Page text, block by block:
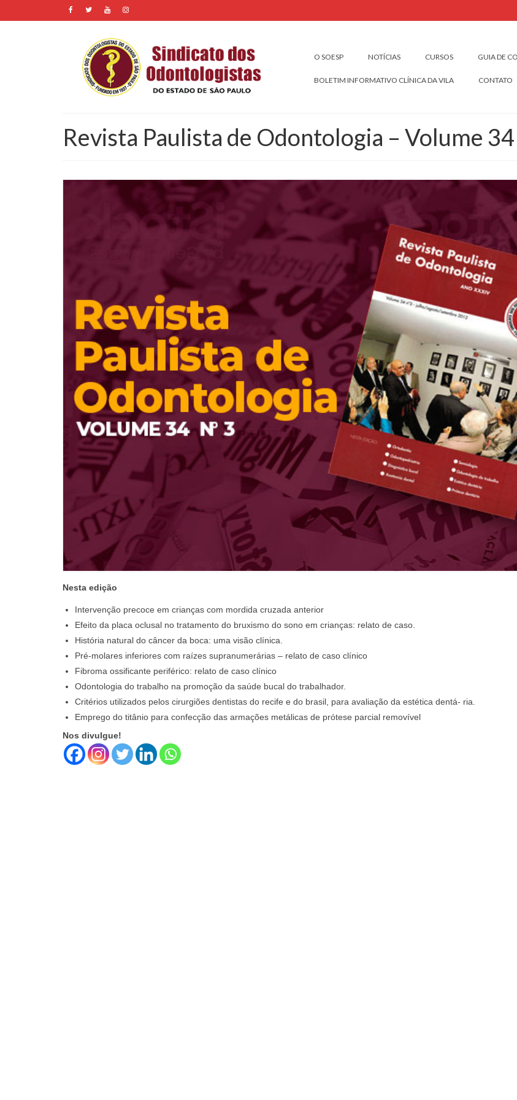
O SOESP NOTÍCIAS CURSOS GUIA DE
BOLETIM INFORMATIVO CLÍNICA DA VILA CONTATO
Revista Paulista de Odontologia – Volume 34
Nesta edição
Intervenção precoce em crianças com mordida cruzada anterior
Efeito da placa oclusal no tratamento do bruxismo do sono em crianças: relato de caso.
História natural do câncer da boca: uma visão clínica.
Pré-molares inferiores com raízes supranumerárias – relato de caso clínico
Fibroma ossificante periférico: relato de caso clínico
Odontologia do trabalho na promoção da saúde bucal do trabalhador.
Critérios utilizados pelos cirurgiões dentistas do recife e do brasil, para avaliação da estética dentá- ria.
Emprego do titânio para confecção das armações metálicas de prótese parcial removível
Nos divulgue!